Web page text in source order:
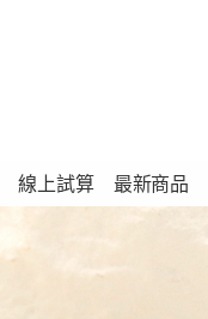
線上試算 最新商品